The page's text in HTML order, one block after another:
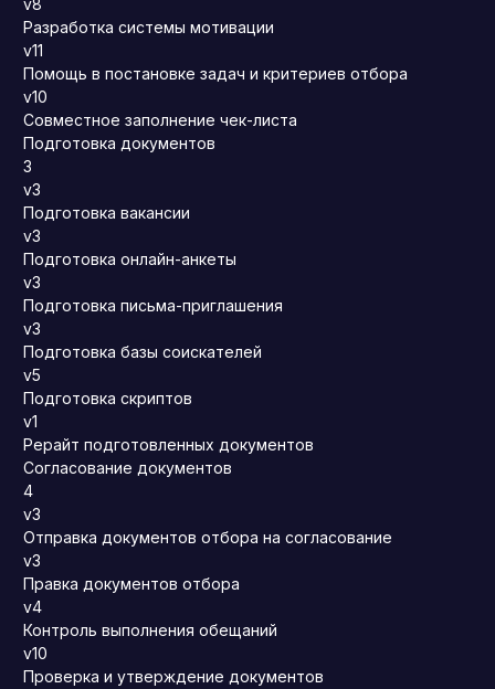
v8
Разработка системы мотивации
v11
Помощь в постановке задач и критериев отбора
v10
Совместное заполнение чек-листа
Подготовка документов
3
v3
Подготовка вакансии
v3
Подготовка онлайн-анкеты
v3
Подготовка письма-приглашения
v3
Подготовка базы соискателей
v5
Подготовка скриптов
v1
Рерайт подготовленных документов
Согласование документов
4
v3
Отправка документов отбора на согласование
v3
Правка документов отбора
v4
Контроль выполнения обещаний
v10
Проверка и утверждение документов